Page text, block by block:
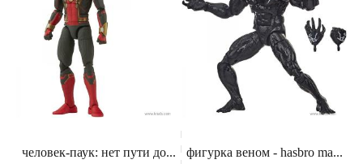
человек-паук: нет пути до... фигурка веном - hasbro ma...